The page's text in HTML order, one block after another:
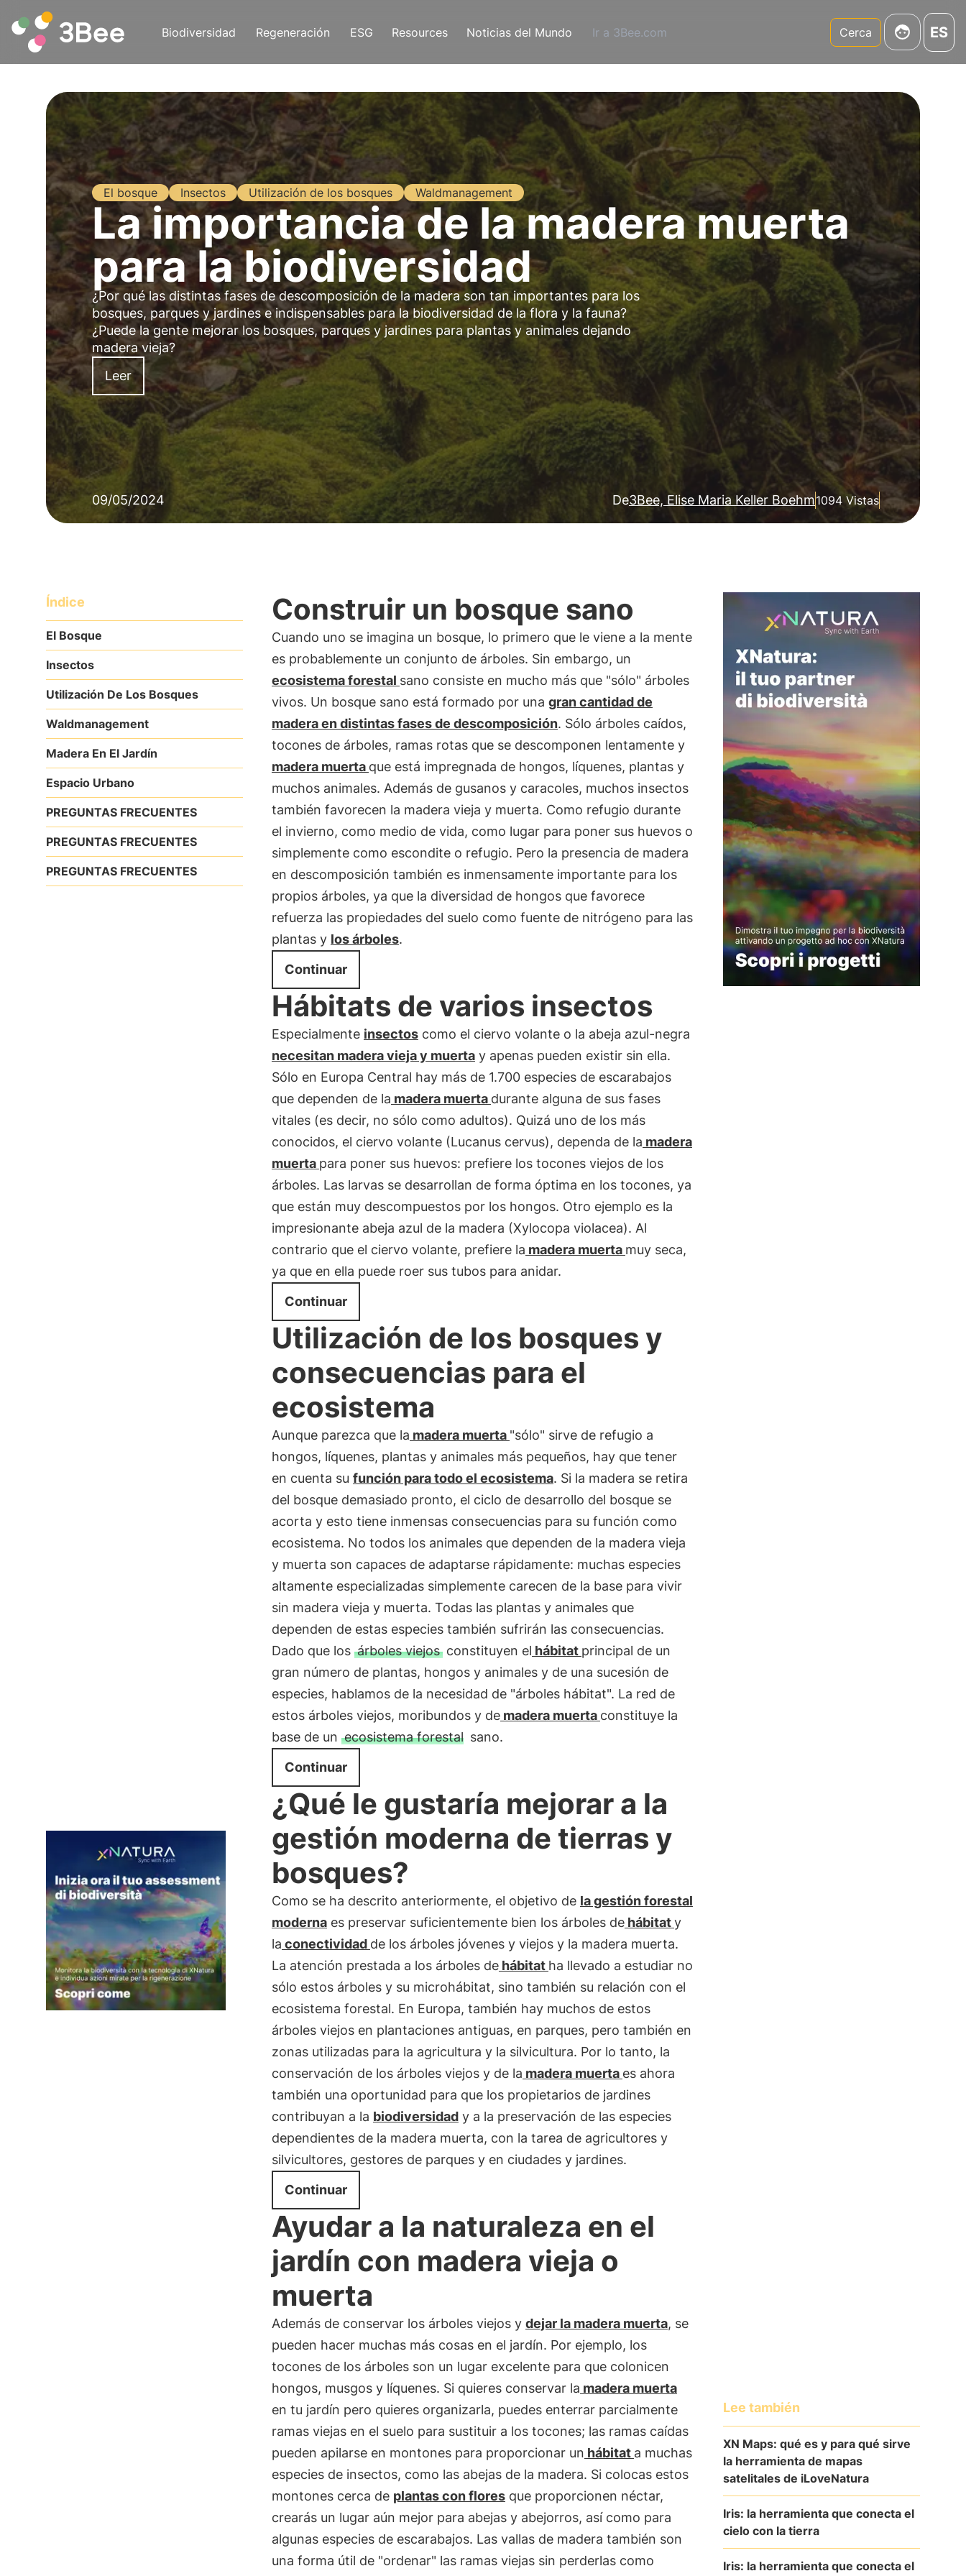
Biodiversidad Regeneración ESG Resources Noticias del Mundo Ir a 3Bee.com Cerca ES
El bosque Insectos Utilización de los bosques Waldmanagement
La importancia de la madera muerta
para la biodiversidad
¿Por qué las distintas fases de descomposición de la madera son tan importantes para los
bosques, parques y jardines e indispensables para la biodiversidad de la flora y la fauna?
¿Puede la gente mejorar los bosques, parques y jardines para plantas y animales dejando
madera vieja?
Leer
09/05/2024 De3Bee, Elise Maria Keller Boehm1094 Vistas
Índice
El Bosque
Insectos
Utilización De Los Bosques
Waldmanagement
Madera En El Jardín
Espacio Urbano
PREGUNTAS FRECUENTES
PREGUNTAS FRECUENTES
PREGUNTAS FRECUENTES
Construir un bosque sano
Cuando uno se imagina un bosque, lo primero que le viene a la mente
es probablemente un conjunto de árboles. Sin embargo, un
ecosistema forestal sano consiste en mucho más que "sólo" árboles
vivos. Un bosque sano está formado por una gran cantidad de
madera en distintas fases de descomposición. Sólo árboles caídos,
tocones de árboles, ramas rotas que se descomponen lentamente y
madera muerta que está impregnada de hongos, líquenes, plantas y
muchos animales. Además de gusanos y caracoles, muchos insectos
también favorecen la madera vieja y muerta. Como refugio durante
el invierno, como medio de vida, como lugar para poner sus huevos o
simplemente como escondite o refugio. Pero la presencia de madera
en descomposición también es inmensamente importante para los
propios árboles, ya que la diversidad de hongos que favorece
refuerza las propiedades del suelo como fuente de nitrógeno para las
plantas y los árboles.
Continuar
Hábitats de varios insectos
Especialmente insectoscomo el ciervo volante o la abeja azul-negra
necesitan madera vieja y muertay apenas pueden existir sin ella.
Sólo en Europa Central hay más de 1.700 especies de escarabajos
que dependen de la madera muerta durante alguna de sus fases
vitales (es decir, no sólo como adultos). Quizá uno de los más
conocidos, el ciervo volante (Lucanus cervus), dependa de la madera
muerta para poner sus huevos: prefiere los tocones viejos de los
árboles. Las larvas se desarrollan de forma óptima en los tocones, ya
que están muy descompuestos por los hongos. Otro ejemplo es la
impresionante abeja azul de la madera (Xylocopa violacea). Al
contrario que el ciervo volante, prefiere la madera muerta muy seca,
ya que en ella puede roer sus tubos para anidar.
Continuar
Utilización de los bosques y
consecuencias para el
ecosistema
Aunque parezca que la madera muerta "sólo" sirve de refugio a
hongos, líquenes, plantas y animales más pequeños, hay que tener
en cuenta su función para todo el ecosistema. Si la madera se retira
del bosque demasiado pronto, el ciclo de desarrollo del bosque se
acorta y esto tiene inmensas consecuencias para su función como
ecosistema. No todos los animales que dependen de la madera vieja
y muerta son capaces de adaptarse rápidamente: muchas especies
altamente especializadas simplemente carecen de la base para vivir
sin madera vieja y muerta. Todas las plantas y animales que
dependen de estas especies también sufrirán las consecuencias.
Dado que los árboles viejosconstituyen el hábitat principal de un
gran número de plantas, hongos y animales y de una sucesión de
especies, hablamos de la necesidad de "árboles hábitat". La red de
estos árboles viejos, moribundos y demadera muerta constituye la
base de un ecosistema forestal sano.
Continuar
¿Qué le gustaría mejorar a la
gestión moderna de tierras y
bosques?
Como se ha descrito anteriormente, el objetivo de la gestión forestal
modernaes preservar suficientemente bien los árboles dehábitaty
la conectividad de los árboles jóvenes y viejos y la madera muerta.
La atención prestada a los árboles dehábitat ha llevado a estudiar no
sólo estos árboles y su microhábitat, sino también su relación con el
ecosistema forestal. En Europa, también hay muchos de estos
árboles viejos en plantaciones antiguas, en parques, pero también en
zonas utilizadas para la agricultura y la silvicultura. Por lo tanto, la
conservación de los árboles viejos y de la madera muerta es ahora
también una oportunidad para que los propietarios de jardines
contribuyan a la biodiversidady a la preservación de las especies
dependientes de la madera muerta, con la tarea de agricultores y
silvicultores, gestores de parques y en ciudades y jardines.
Continuar
Ayudar a la naturaleza en el
jardín con madera vieja o
muerta
Además de conservar los árboles viejos y dejar la madera muerta, se
pueden hacer muchas más cosas en el jardín. Por ejemplo, los
tocones de los árboles son un lugar excelente para que colonicen
hongos, musgos y líquenes. Si quieres conservar la madera muerta
en tu jardín pero quieres organizarla, puedes enterrar parcialmente
ramas viejas en el suelo para sustituir a los tocones; las ramas caídas
pueden apilarse en montones para proporcionar un hábitat a muchas
especies de insectos, como las abejas de la madera. Si colocas estos
montones cerca de plantas con floresque proporcionen néctar,
crearás un lugar aún mejor para abejas y abejorros, así como para
algunas especies de escarabajos. Las vallas de madera también son
una forma útil de "ordenar" las ramas viejas sin perderlas como
Lee también
XN Maps: qué es y para qué sirve
la herramienta de mapas
satelitales de iLoveNatura
Iris: la herramienta que conecta el
cielo con la tierra
Iris: la herramienta que conecta el